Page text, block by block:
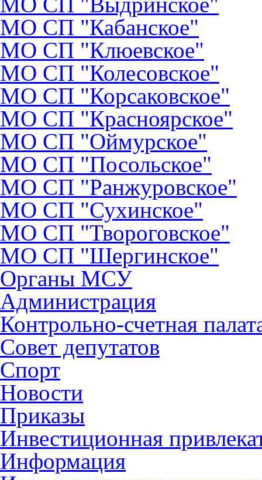
МО СП "Кабанское"
МО СП "Клюевское"
МО СП "Колесовское"
МО СП "Корсаковское"
МО СП "Красноярское"
МО СП "Оймурское"
МО СП "Посольское"
МО СП "Ранжуровское"
МО СП "Сухинское"
МО СП "Твороговское"
МО СП "Шергинское"
Органы МСУ
Администрация
Контрольно-счетная
Совет депутатов
Спорт
Новости
Приказы
Инвестиционная
Информация